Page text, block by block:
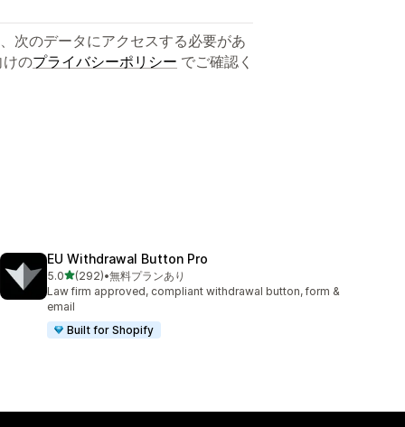
次のデータにアクセスする必要があ
けのプライバシーポリシー でご確認く
EU Withdrawal Button Pro
5.05つ星中
(292)
合計レビュー数：292件
•無料プランあり
Law firm approved, compliant withdrawal button, form &
email
Built for Shopify